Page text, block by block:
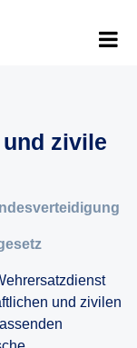
zivile
und zivilen